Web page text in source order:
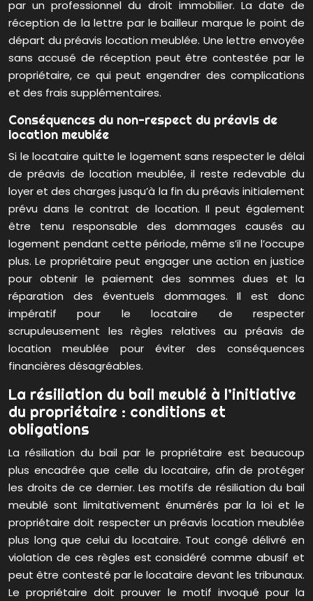
par un professionnel du droit immobilier. La date de
réception de la lettre par le bailleur marque le point de
départ du préavis location meublée. Une lettre envoyée
sans accusé de réception peut être contestée par le
propriétaire, ce qui peut engendrer des complications
et des frais supplémentaires.
Conséquences du non-respect du préavis de
location meublée
Si le locataire quitte le logement sans respecter le délai
de préavis de location meublée, il reste redevable du
loyer et des charges jusqu’à la fin du préavis initialement
prévu dans le contrat de location. Il peut également
être tenu responsable des dommages causés au
logement pendant cette période, même s’il ne l’occupe
plus. Le propriétaire peut engager une action en justice
pour obtenir le paiement des sommes dues et la
réparation des éventuels dommages. Il est donc
impératif pour le locataire de respecter
scrupuleusement les règles relatives au préavis de
location meublée pour éviter des conséquences
financières désagréables.
La résiliation du bail meublé à l’initiative
du propriétaire : conditions et
obligations
La résiliation du bail par le propriétaire est beaucoup
plus encadrée que celle du locataire, afin de protéger
les droits de ce dernier. Les motifs de résiliation du bail
meublé sont limitativement énumérés par la loi et le
propriétaire doit respecter un préavis location meublée
plus long que celui du locataire. Tout congé délivré en
violation de ces règles est considéré comme abusif et
peut être contesté par le locataire devant les tribunaux.
Le propriétaire doit prouver le motif invoqué pour la